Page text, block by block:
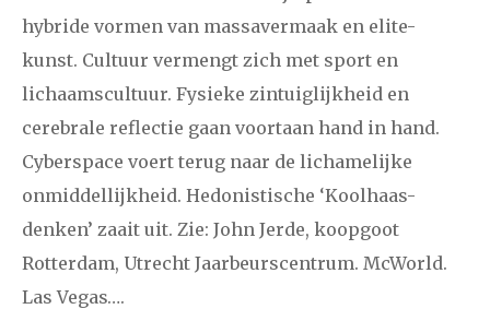
hybride vormen van massavermaak en elite-
kunst. Cultuur vermengt zich met sport en
lichaamscultuur. Fysieke zintuiglijkheid en
cerebrale reflectie gaan voortaan hand in hand.
Cyberspace voert terug naar de lichamelijke
onmiddellijkheid. Hedonistische ‘Koolhaas-
denken’ zaait uit. Zie: John Jerde, koopgoot
Rotterdam, Utrecht Jaarbeurscentrum. McWorld.
Las Vegas….